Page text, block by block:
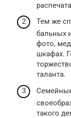
Тем же
бальных
фото,
шкафах.
таланта.
такого